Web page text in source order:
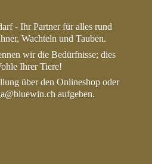
- Ihr Partner für alles rund
Wachteln und Tauben.
wir die Bedürfnisse; dies
Ihrer Tiere!
über den Onlineshop oder
ch aufgeben.